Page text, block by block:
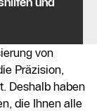
von
Präzision,
Deshalb haben
die Ihnen alle